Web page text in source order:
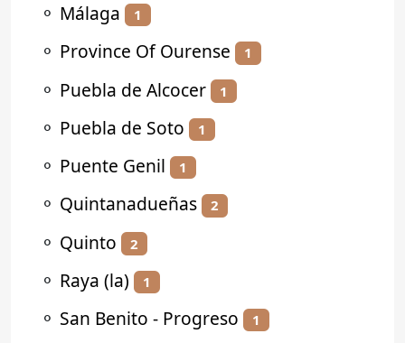
⚬ Málaga 1
⚬ Province Of Ourense 1
⚬ Puebla de Alcocer 1
⚬ Puebla de Soto 1
⚬ Puente Genil 1
⚬ Quintanadueñas 2
⚬ Quinto 2
⚬ Raya (la) 1
⚬ San Benito - Progreso 1